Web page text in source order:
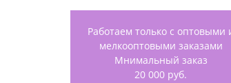
Работаем только с оптовыми
мелкооптовыми заказами
Мнимальный заказ
20 000 руб.